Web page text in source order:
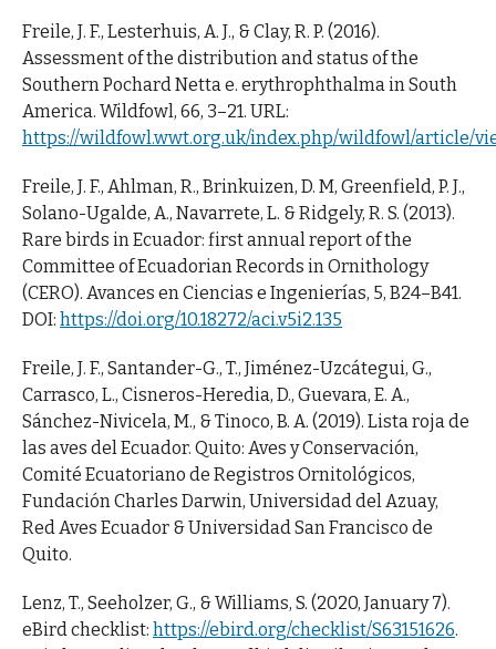
Freile, J. F., Lesterhuis, A. J., & Clay, R. P. (2016).
Assessment of the distribution and status of the
Southern Pochard Netta e. erythrophthalma in South
America. Wildfowl, 66, 3–21. URL:
https://wildfowl.wwt.org.uk/index.php/wildfowl/article/
Freile, J. F., Ahlman, R., Brinkuizen, D. M, Greenfield, P. J.,
Solano-Ugalde, A., Navarrete, L. & Ridgely, R. S. (2013).
Rare birds in Ecuador: first annual report of the
Committee of Ecuadorian Records in Ornithology
(CERO). Avances en Ciencias e Ingenierías, 5, B24–B41.
DOI: https://doi.org/10.18272/aci.v5i2.135
Freile, J. F., Santander-G., T., Jiménez-Uzcátegui, G.,
Carrasco, L., Cisneros-Heredia, D., Guevara, E. A.,
Sánchez-Nivicela, M., & Tinoco, B. A. (2019). Lista roja de
las aves del Ecuador. Quito: Aves y Conservación,
Comité Ecuatoriano de Registros Ornitológicos,
Fundación Charles Darwin, Universidad del Azuay,
Red Aves Ecuador & Universidad San Francisco de
Quito.
Lenz, T., Seeholzer, G., & Williams, S. (2020, January 7).
eBird checklist: https://ebird.org/checklist/S63151626.